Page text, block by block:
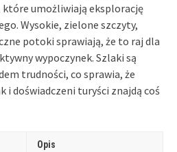
które umożliwiają eksplorację
Wysokie, zielone szczyty,
potoki sprawiają, że to raj dla
wypoczynek. Szlaki są
trudności, co sprawia, że
i doświadczeni turyści znajdą coś
Opis